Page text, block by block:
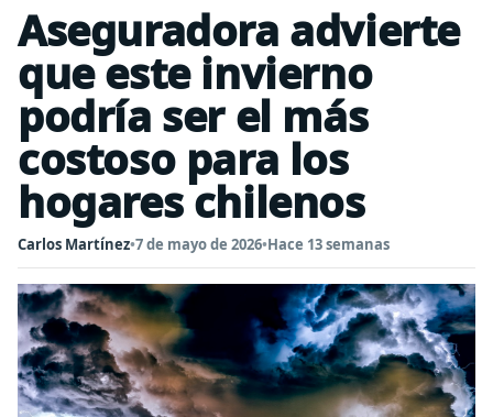
Aseguradora advierte
que este invierno
podría ser el más
costoso para los
hogares chilenos
Carlos Martínez•7 de mayo de 2026•Hace 13 semanas